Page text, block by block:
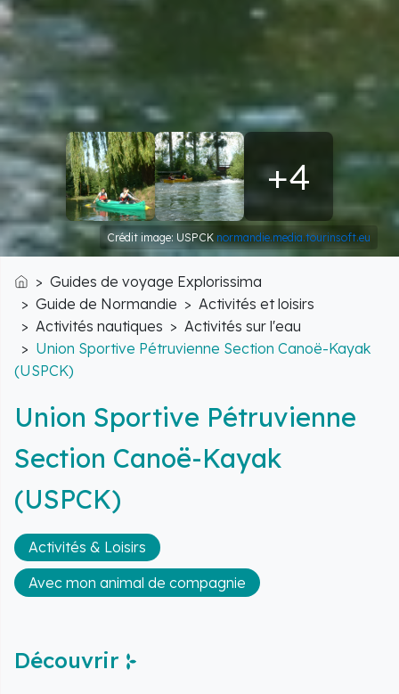
+4
Crédit image: USPCK normandie.media.tourinsoft.eu
Accueil
Guides de voyage Explorissima
Guide de Normandie
Activités et loisirs
Activités nautiques
Activités sur l'eau
Union Sportive Pétruvienne Section Canoë-Kayak
(USPCK)
Union Sportive Pétruvienne
Section Canoë-Kayak
(USPCK)
Activités & Loisirs
Avec mon animal de compagnie
Découvrir